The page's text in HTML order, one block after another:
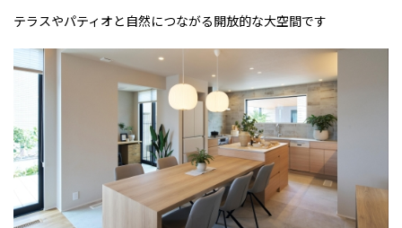
テラスやパティオと自然につながる開放的な大空間です